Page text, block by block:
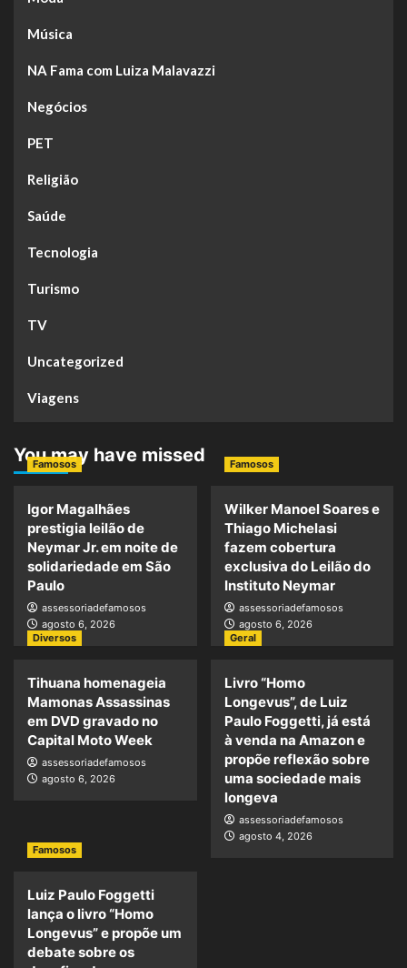
Música
NA Fama com Luiza Malavazzi
Negócios
PET
Religião
Saúde
Tecnologia
Turismo
TV
Uncategorized
Viagens
You may have missed
Famosos
Igor Magalhães
prestigia leilão de
Neymar Jr. em noite de
solidariedade em São
Paulo
assessoriadefamosos
agosto 6, 2026
Famosos
Wilker Manoel Soares e
Thiago Michelasi
fazem cobertura
exclusiva do Leilão do
Instituto Neymar
assessoriadefamosos
agosto 6, 2026
Diversos
Tihuana homenageia
Mamonas Assassinas
em DVD gravado no
Capital Moto Week
assessoriadefamosos
agosto 6, 2026
Geral
Livro “Homo
Longevus”, de Luiz
Paulo Foggetti, já está
à venda na Amazon e
propõe reflexão sobre
uma sociedade mais
longeva
assessoriadefamosos
agosto 4, 2026
Famosos
Luiz Paulo Foggetti
lança o livro “Homo
Longevus” e propõe um
debate sobre os